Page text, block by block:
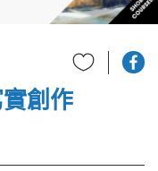
創作